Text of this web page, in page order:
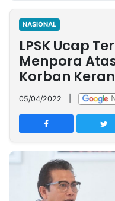
Nasional
International
Olahraga
Entertainment
Daerah
Pariwisata
Kuliner
Kolom
Network
PT
TREETAN
INDONESIA
Partner
NASIONAL
LPSK Ucap
Menpora
Korban
05/04/2022